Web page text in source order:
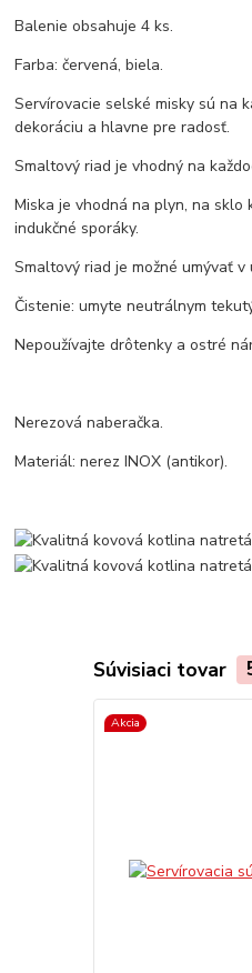
Balenie obsahuje 4 ks.
Farba: červená, biela.
Servírovacie selské misky sú na
dekoráciu a hlavne pre radosť.
Smaltový riad je vhodný na
Miska je vhodná na plyn, na sklo
indukčné sporáky.
Smaltový riad je možné umývať v
Čistenie: umyte neutrálnym
Nepoužívajte drôtenky a ostré
Nerezová naberačka.
Materiál: nerez INOX (antikor).
Súvisiaci tovar
Akcia